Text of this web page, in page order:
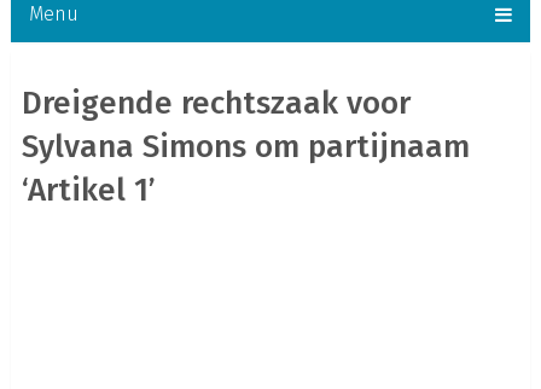
Menu
Dreigende rechtszaak voor
Sylvana Simons om partijnaam
‘Artikel 1’